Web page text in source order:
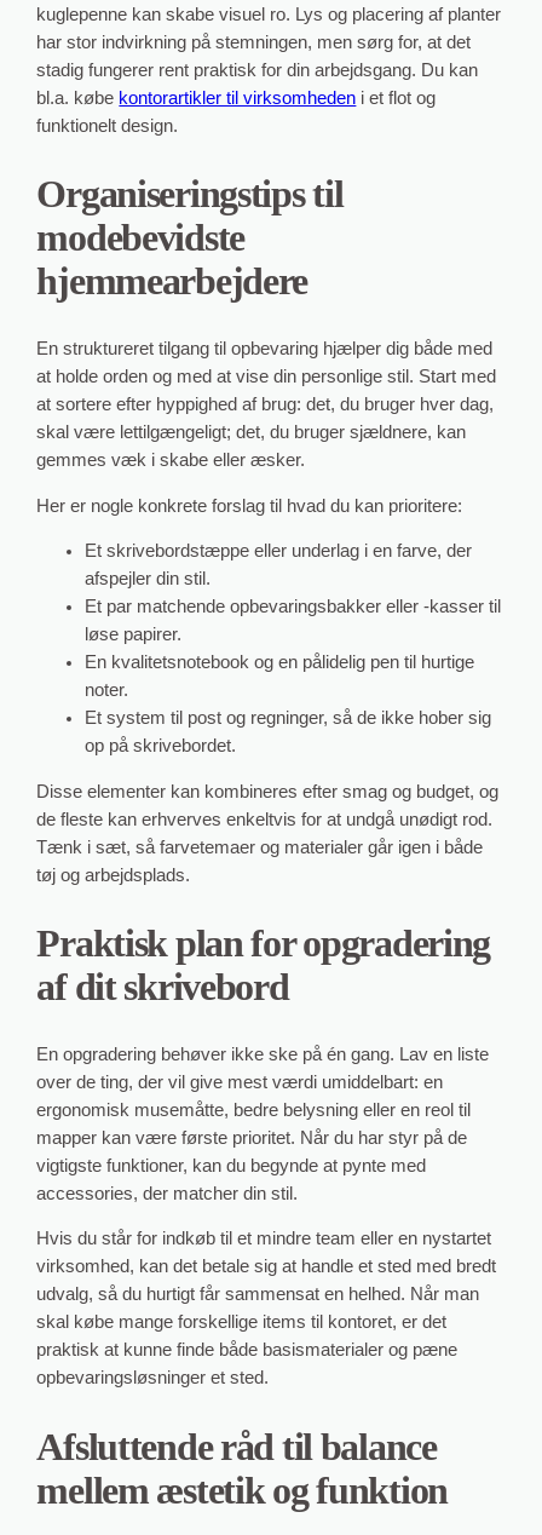
kuglepenne kan skabe visuel ro. Lys og placering af planter
har stor indvirkning på stemningen, men sørg for, at det
stadig fungerer rent praktisk for din arbejdsgang. Du kan
bl.a. købe kontorartikler til virksomheden i et flot og
funktionelt design.
Organiseringstips til
modebevidste
hjemmearbejdere
En struktureret tilgang til opbevaring hjælper dig både med
at holde orden og med at vise din personlige stil. Start med
at sortere efter hyppighed af brug: det, du bruger hver dag,
skal være lettilgængeligt; det, du bruger sjældnere, kan
gemmes væk i skabe eller æsker.
Her er nogle konkrete forslag til hvad du kan prioritere:
Et skrivebordstæppe eller underlag i en farve, der
afspejler din stil.
Et par matchende opbevaringsbakker eller -kasser til
løse papirer.
En kvalitetsnotebook og en pålidelig pen til hurtige
noter.
Et system til post og regninger, så de ikke hober sig
op på skrivebordet.
Disse elementer kan kombineres efter smag og budget, og
de fleste kan erhverves enkeltvis for at undgå unødigt rod.
Tænk i sæt, så farvetemaer og materialer går igen i både
tøj og arbejdsplads.
Praktisk plan for opgradering
af dit skrivebord
En opgradering behøver ikke ske på én gang. Lav en liste
over de ting, der vil give mest værdi umiddelbart: en
ergonomisk musemåtte, bedre belysning eller en reol til
mapper kan være første prioritet. Når du har styr på de
vigtigste funktioner, kan du begynde at pynte med
accessories, der matcher din stil.
Hvis du står for indkøb til et mindre team eller en nystartet
virksomhed, kan det betale sig at handle et sted med bredt
udvalg, så du hurtigt får sammensat en helhed. Når man
skal købe mange forskellige items til kontoret, er det
praktisk at kunne finde både basismaterialer og pæne
opbevaringsløsninger et sted.
Afsluttende råd til balance
mellem æstetik og funktion